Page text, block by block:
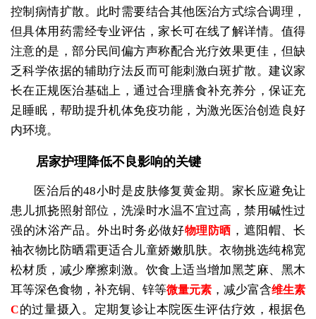
控制病情扩散。此时需要结合其他医治方式综合调理，
但具体用药需经专业评估，家长可在线了解详情。值得
注意的是，部分民间偏方声称配合光疗效果更佳，但缺
乏科学依据的辅助疗法反而可能刺激白斑扩散。建议家
长在正规医治基础上，通过合理膳食补充养分，保证充
足睡眠，帮助提升机体免疫功能，为激光医治创造良好
内环境。
居家护理降低不良影响的关键
医治后的48小时是皮肤修复黄金期。家长应避免让
患儿抓挠照射部位，洗澡时水温不宜过高，禁用碱性过
强的沐浴产品。外出时务必做好物理防晒 ，遮阳帽、长
袖衣物比防晒霜更适合儿童娇嫩肌肤。衣物挑选纯棉宽
松材质，减少摩擦刺激。饮食上适当增加黑芝麻、黑木
耳等深色食物，补充铜、锌等微量元素 ，减少富含维生素
C的过量摄入。定期复诊让本院医生评估疗效，根据色